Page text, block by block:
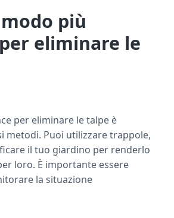
più
eliminare le
per eliminare le talpe è
metodi. Puoi utilizzare trappole,
il tuo giardino per renderlo
loro. È importante essere
la situazione